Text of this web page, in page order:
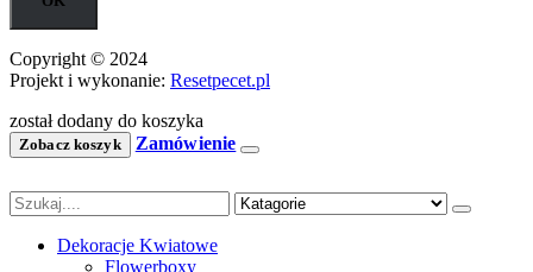
Copyright © 2024
Projekt i wykonanie: Resetpecet.pl
został dodany do koszyka
Zobacz koszyk Zamówienie
Dekoracje Kwiatowe
Flowerboxy